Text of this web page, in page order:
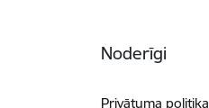
Noderīgi
Privātuma politika